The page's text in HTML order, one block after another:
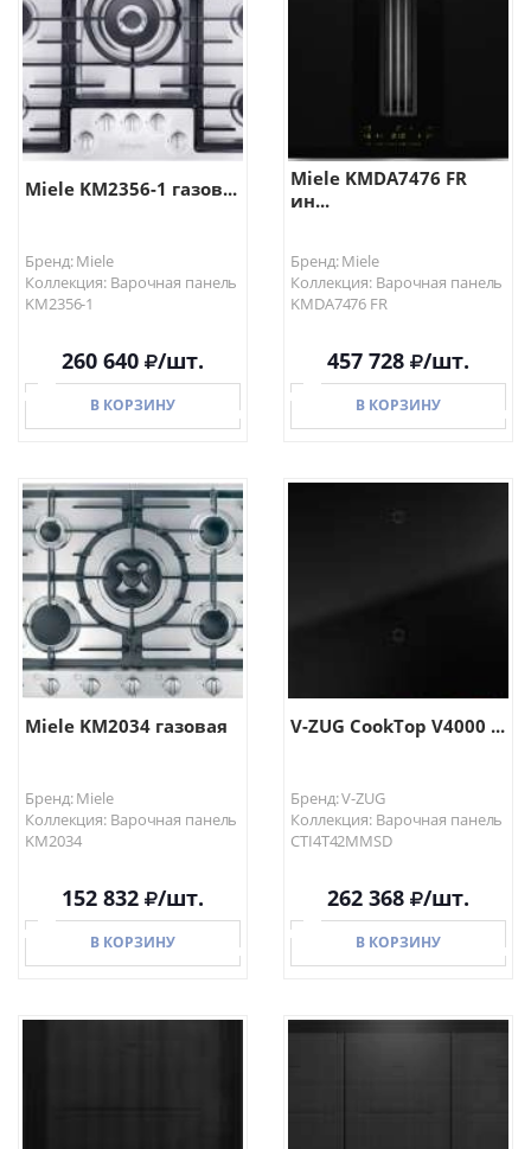
Miele KM2356-1 газов...
Бренд: Miele
Коллекция: Варочная панель
KM2356-1
260 640 /шт.
В КОРЗИНУ
В КОРЗИНУ
Miele KMDA7476 FR
ин...
Бренд: Miele
Коллекция: Варочная панель
KMDA7476 FR
457 728 /шт.
В КОРЗИНУ
Miele KM2034 газовая
Бренд: Miele
Коллекция: Варочная панель
KM2034
152 832 /шт.
В КОРЗИНУ
V-ZUG CookTop V4000 ...
Бренд: V-ZUG
Коллекция: Варочная панель
CTI4T42MMSD
262 368 /шт.
В КОРЗИНУ